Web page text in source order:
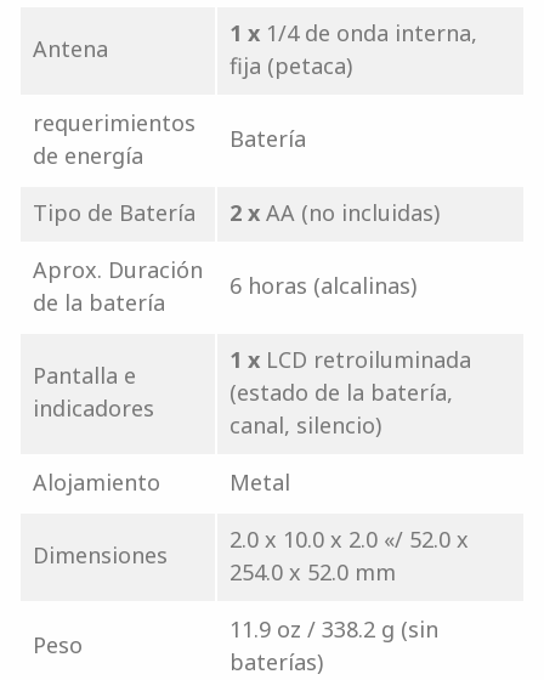
Antena
1 x 1/4 de onda interna,
fija (petaca)
requerimientos
de energía
Batería
Tipo de Batería 2 x AA (no incluidas)
Aprox. Duración
de la batería
6 horas (alcalinas)
Pantalla e
indicadores
1 x LCD retroiluminada
(estado de la batería,
canal, silencio)
Alojamiento
Metal
Dimensiones
2.0 x 10.0 x 2.0 «/ 52.0 x
254.0 x 52.0 mm
Peso
11.9 oz / 338.2 g (sin
baterías)